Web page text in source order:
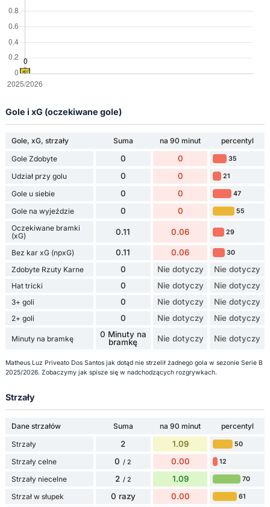
Gole i xG (oczekiwane gole)
Gole, xG, strzały Suma na 90 minut
percentyl
Gole Zdobyte
0 0 35
Udział przy golu 0 0 21
Gole u siebie 0 0 47
Gole na wyjeździe 0 0 55
Oczekiwane bramki
(xG)
0.11 0.06 29
Bez kar xG (npxG) 0.11 0.06 30
Zdobyte Rzuty Karne 0 Nie dotyczy Nie dotyczy
Hat tricki 0 Nie dotyczy Nie dotyczy
3+ goli 0 Nie dotyczy Nie dotyczy
2+ goli 0 Nie dotyczy Nie dotyczy
Minuty na bramkę
0 Minuty na
bramkę
Nie dotyczy Nie dotyczy
Matheus Luz Priveato Dos Santos jak dotąd nie strzelił żadnego gola w sezonie Serie B
2025/2026. Zobaczymy jak spisze się w nadchodzących rozgrywkach.
Strzały
Dane strzałów Suma na 90 minut
percentyl
Strzały
2 1.09 50
Strzały celne 0 / 2 0.00 12
Strzały niecelne 2 / 2 1.09 70
Strzał w słupek 0 razy 0.00 61